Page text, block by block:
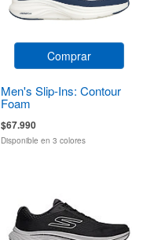
Comprar
Men's Slip-Ins: Contour
Foam
$67.990
Disponible en 3 colores